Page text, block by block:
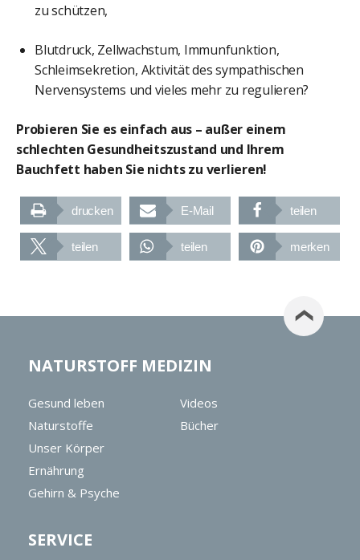
zu schützen,
Blutdruck, Zellwachstum, Immunfunktion,
Schleimsekretion, Aktivität des sympathischen
Nervensystems und vieles mehr zu regulieren?
Probieren Sie es einfach aus – außer einem
schlechten Gesundheitszustand und Ihrem
Bauchfett haben Sie nichts zu verlieren!
drucken E-Mail teilen
teilen teilen merken
NATURSTOFF MEDIZIN
Gesund leben
Naturstoffe
Unser Körper
Ernährung
Gehirn & Psyche
Videos
Bücher
SERVICE